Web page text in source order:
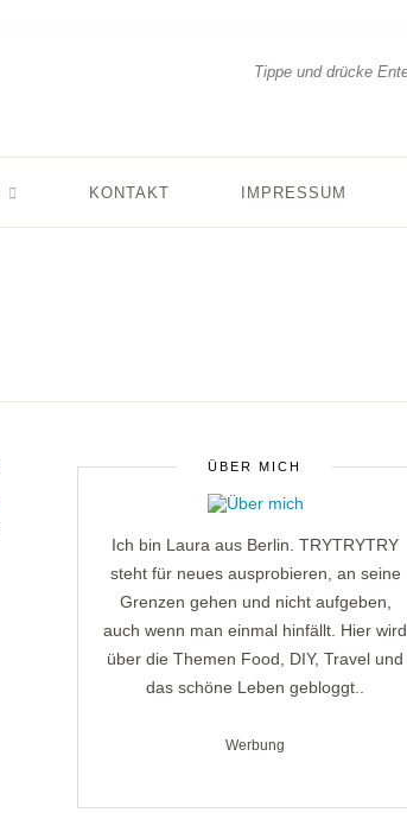
KONTAKT IMPRESSUM
ÜBER MICH
Ich bin Laura aus Berlin. TRYTRYTRY
steht für neues ausprobieren, an seine
Grenzen gehen und nicht aufgeben,
auch wenn man einmal hinfällt. Hier wird
über die Themen Food, DIY, Travel und
das schöne Leben gebloggt..
Werbung